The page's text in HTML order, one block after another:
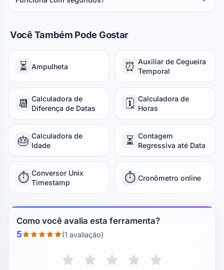
Você Também Pode Gostar
⏳ Ampulheta ⏰ Auxiliar de Cegueira
Temporal
📆 Calculadora de
Diferença de Datas
🗓️ Calculadora de
Horas
🎂 Calculadora de
Idade
⏳ Contagem
Regressiva até Data
⏱️ Conversor Unix
Timestamp
⏱️ Cronômetro online
Como você avalia esta ferramenta?
5 (1 avaliação)